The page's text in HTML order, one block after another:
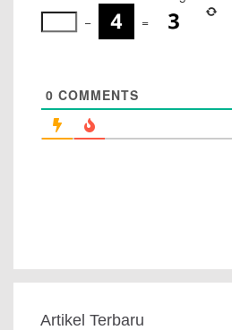
−
=
0 COMMENTS
Artikel Terbaru